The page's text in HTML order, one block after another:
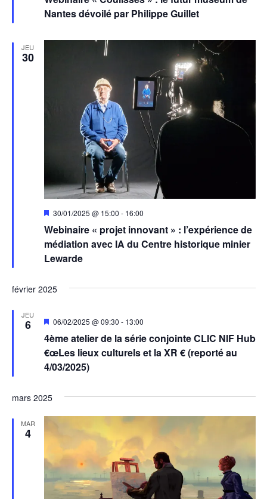
Nantes dévoilé par Philippe Guillet
JEU
30
Webinaire « projet innovant » : l’expérience de
médiation avec IA du Centre historique minier
Lewarde
Mis
avant
30/01/2025 @ 15:00 - 16:00
février 2025
JEU
6
4ème atelier de la série conjointe CLIC NIF Hub
€œLes lieux culturels et la XR € (reporté au
4/03/2025)
Mis
avant
06/02/2025 @ 09:30 - 13:00
mars 2025
MAR
4